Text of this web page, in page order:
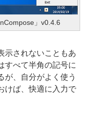
」v0.4.6
示されないこともあ
すべて半角の記号に
が、自分がよく使う
けば、快適に入力で